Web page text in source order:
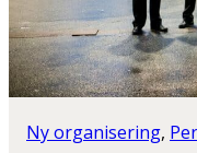
Ny organisering,